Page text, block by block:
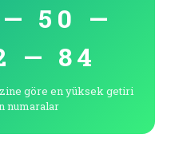
50 —
— 84
göre en yüksek getiri
numaralar